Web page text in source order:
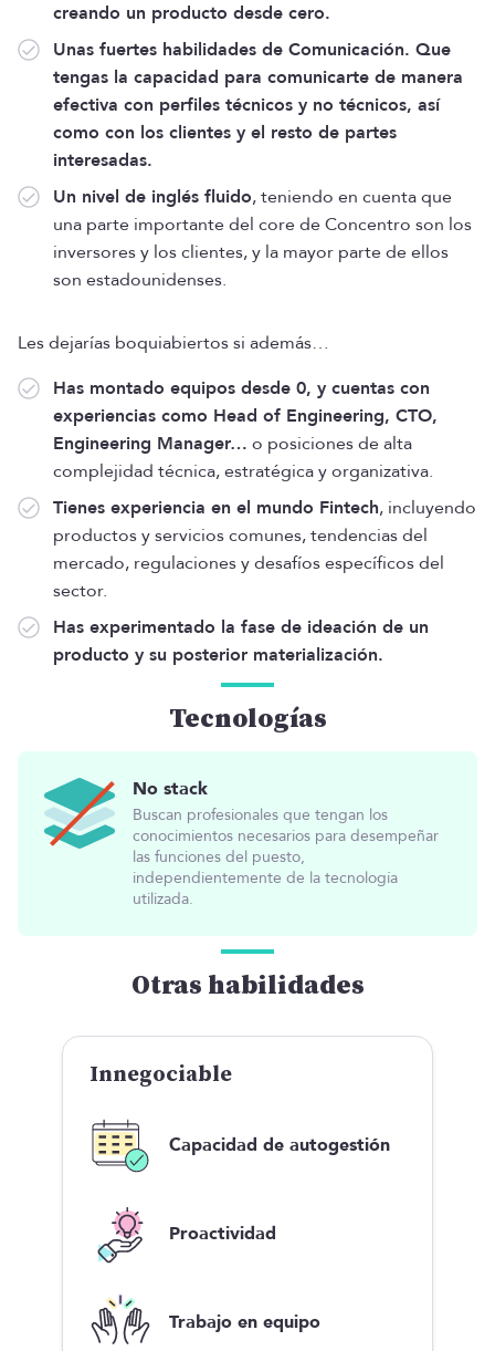
creando un producto desde cero.
Unas fuertes habilidades de Comunicación. Que
tengas la capacidad para comunicarte de manera
efectiva con perfiles técnicos y no técnicos, así
como con los clientes y el resto de partes
interesadas.
Un nivel de inglés fluido, teniendo en cuenta que
una parte importante del core de Concentro son los
inversores y los clientes, y la mayor parte de ellos
son estadounidenses.
Les dejarías boquiabiertos si además…
Has montado equipos desde 0, y cuentas con
experiencias como Head of Engineering, CTO,
Engineering Manager… o posiciones de alta
complejidad técnica, estratégica y organizativa.
Tienes experiencia en el mundo Fintech, incluyendo
productos y servicios comunes, tendencias del
mercado, regulaciones y desafíos específicos del
sector.
Has experimentado la fase de ideación de un
producto y su posterior materialización.
Tecnologías
No stack
Buscan profesionales que tengan los
conocimientos necesarios para desempeñar
las funciones del puesto,
independientemente de la tecnología
utilizada.
Otras habilidades
Innegociable
Capacidad de autogestión
Proactividad
Trabajo en equipo